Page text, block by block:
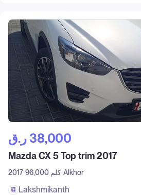
ر.ق‎ 38,000
Mazda CX 5 Top trim 2017
2017 96,000 كلم Alkhor
Lakshmikanth